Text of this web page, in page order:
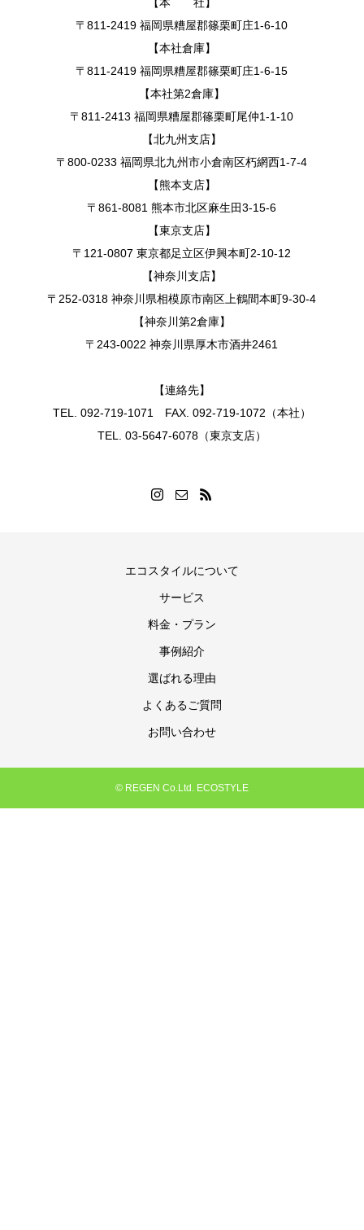
〒811-2419 福岡県糟屋郡篠栗町庄1-6-10
【本社倉庫】
〒811-2419 福岡県糟屋郡篠栗町庄1-6-15
【本社第2倉庫】
〒811-2413 福岡県糟屋郡篠栗町尾仲1-1-10
【北九州支店】
〒800-0233 福岡県北九州市小倉南区朽網西1-7-4
【熊本支店】
〒861-8081 熊本市北区麻生田3-15-6
【東京支店】
〒121-0807 東京都足立区伊興本町2-10-12
【神奈川支店】
〒252-0318 神奈川県相模原市南区上鶴間本町9-30-4
【神奈川第2倉庫】
〒243-0022 神奈川県厚木市酒井2461
【連絡先】
TEL. 092-719-1071 FAX. 092-719-1072（本社）
TEL. 03-5647-6078（東京支店）
エコスタイルについて
サービス
料金・プラン
事例紹介
選ばれる理由
よくあるご質問
お問い合わせ
© REGEN Co.Ltd. ECOSTYLE